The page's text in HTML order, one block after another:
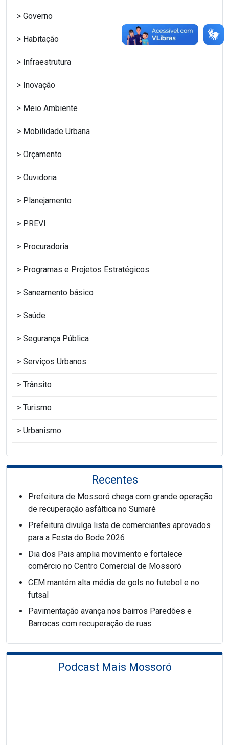
Governo
Habitação
Infraestrutura
Inovação
Meio Ambiente
Mobilidade Urbana
Orçamento
Ouvidoria
Planejamento
PREVI
Procuradoria
Programas e Projetos Estratégicos
Saneamento básico
Saúde
Segurança Pública
Serviços Urbanos
Trânsito
Turismo
Urbanismo
Recentes
Prefeitura de Mossoró chega com grande operação
de recuperação asfáltica no Sumaré
Prefeitura divulga lista de comerciantes aprovados
para a Festa do Bode 2026
Dia dos Pais amplia movimento e fortalece
comércio no Centro Comercial de Mossoró
CEM mantém alta média de gols no futebol e no
futsal
Pavimentação avança nos bairros Paredões e
Barrocas com recuperação de ruas
Podcast Mais Mossoró